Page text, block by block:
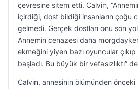
çevresine sitem etti. Calvin,
içirdiği, dost bildiği insanların çoğu
gelmedi. Gerçek dostları onu son
Annemin cenazesi daha
ekmeğini yiyen bazı oyuncular
başladı. Bu büyük bir vefasızlıktı”
Calvin, annesinin ölümünden önceki